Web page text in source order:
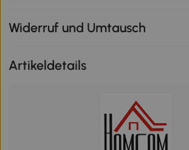
Widerruf und Umtausch
Artikeldetails